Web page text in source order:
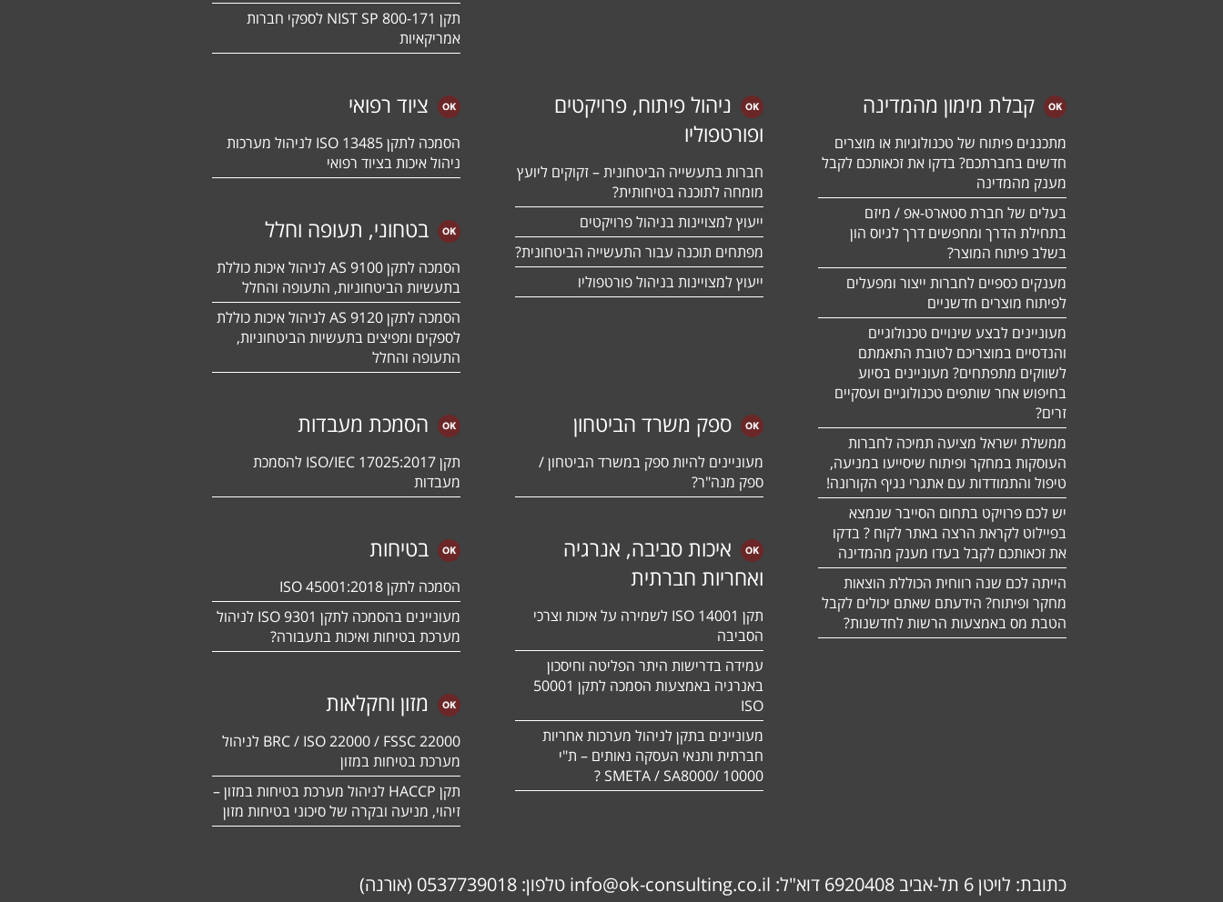
תקן NIST SP 800-171 לספקי חברות
אמריקאיות
קבלת מימון מהמדינה
מתכננים פיתוח של טכנולוגיות או מוצרים
חדשים בחברתכם? בדקו את זכאותכם לקבל
מענק מהמדינה
בעלים של חברת סטארט-אפ / מיזם
בתחילת הדרך ומחפשים דרך לגיוס הון
בשלב פיתוח המוצר?
מענקים כספיים לחברות ייצור ומפעלים
לפיתוח מוצרים חדשניים
מעוניינים לבצע שינויים טכנולוגיים
והנדסיים במוצריכם לטובת התאמתם
לשווקים מתפתחים? מעוניינים בסיוע
בחיפוש אחר שותפים טכנולוגיים ועסקיים
זרים?
ממשלת ישראל מציעה תמיכה לחברות
העוסקות במחקר ופיתוח שיסייעו במניעה,
טיפול והתמודדות עם אתגרי נגיף הקורונה!
יש לכם פרויקט בתחום הסייבר שנמצא
בפיילוט לקראת הרצה באתר לקוח ? בדקו
את זכאותכם לקבל בעדו מענק מהמדינה
הייתה לכם שנה רווחית הכוללת הוצאות
מחקר ופיתוח? הידעתם שאתם יכולים לקבל
הטבת מס באמצעות הרשות לחדשנות?
ניהול פיתוח, פרויקטים
ופורטפוליו
חברות בתעשייה הביטחונית – זקוקים ליועץ
מומחה לתוכנה בטיחותית?
ייעוץ למצויינות בניהול פרויקטים
מפתחים תוכנה עבור התעשייה הביטחונית?
ייעוץ למצויינות בניהול פורטפוליו
ציוד רפואי
הסמכה לתקן 13485 ISO לניהול מערכות
ניהול איכות בציוד רפואי
בטחוני, תעופה וחלל
הסמכה לתקן 9100 AS לניהול איכות כוללת
בתעשיות הביטחוניות, התעופה והחלל
הסמכה לתקן 9120 AS לניהול איכות כוללת
לספקים ומפיצים בתעשיות הביטחוניות,
התעופה והחלל
ספק משרד הביטחון
מעוניינים להיות ספק במשרד הביטחון /
ספק מנה"ר?
הסמכת מעבדות
תקן ISO/IEC 17025:2017 להסמכת
מעבדות
איכות סביבה, אנרגיה
ואחריות חברתית
תקן ISO 14001 לשמירה על איכות וצרכי
הסביבה
עמידה בדרישות היתר הפליטה וחיסכון
באנרגיה באמצעות הסמכה לתקן 50001
ISO
מעוניינים בתקן לניהול מערכות אחריות
חברתית ותנאי העסקה נאותים – ת"י
10000 /SMETA / SA8000 ?
בטיחות
הסמכה לתקן ISO 45001:2018
מעוניינים בהסמכה לתקן ISO 9301 לניהול
מערכת בטיחות ואיכות בתעבורה?
מזון וחקלאות
BRC / ISO 22000 / FSSC 22000 לניהול
מערכת בטיחות במזון
תקן HACCP לניהול מערכת בטיחות במזון –
זיהוי, מניעה ובקרה של סיכוני בטיחות מזון
כתובת: לויטן 6 תל-אביב 6920408 דוא"ל: info@ok-consulting.co.il טלפון: 0537739018 (אורנה)